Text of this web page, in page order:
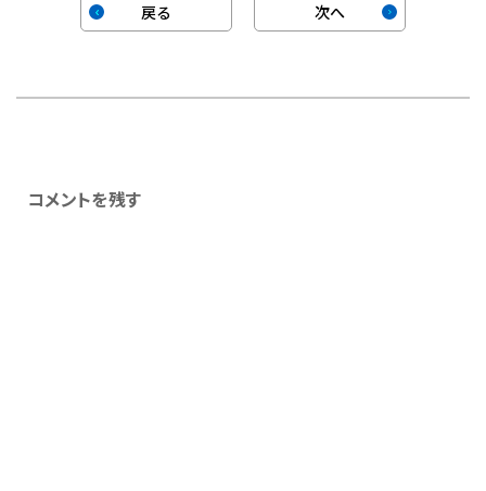
戻る 次へ
コメントを残す